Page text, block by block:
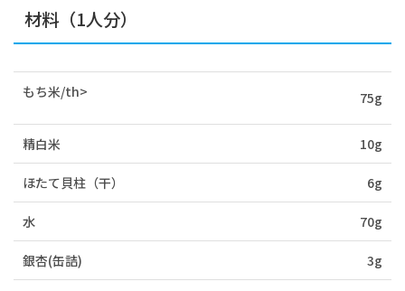
材料（1人分）
もち米/th> 75g
精白米 10g
ほたて貝柱（干） 6g
水 70g
銀杏(缶詰) 3g